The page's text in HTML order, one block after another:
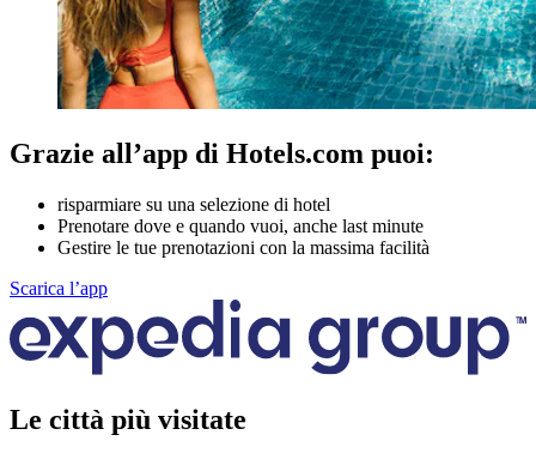
Grazie all’app di Hotels.com puoi:
risparmiare su una selezione di hotel
Prenotare dove e quando vuoi, anche last minute
Gestire le tue prenotazioni con la massima facilità
Scarica l’app
Le città più visitate